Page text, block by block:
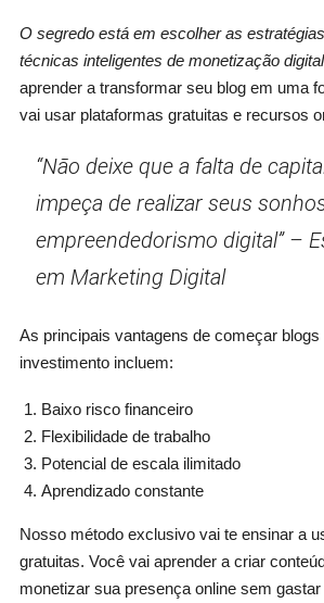
O segredo está em escolher as
técnicas inteligentes de monetização
aprender a transformar seu blog em uma
vai usar plataformas gratuitas e recursos
“Não deixe que a falta de
impeça de realizar seus
empreendedorismo digital” –
em Marketing Digital
As principais vantagens de começar
investimento incluem:
Baixo risco financeiro
Flexibilidade de trabalho
Potencial de escala ilimitado
Aprendizado constante
Nosso método exclusivo vai te ensinar a
gratuitas. Você vai aprender a criar
monetizar sua presença online sem gastar